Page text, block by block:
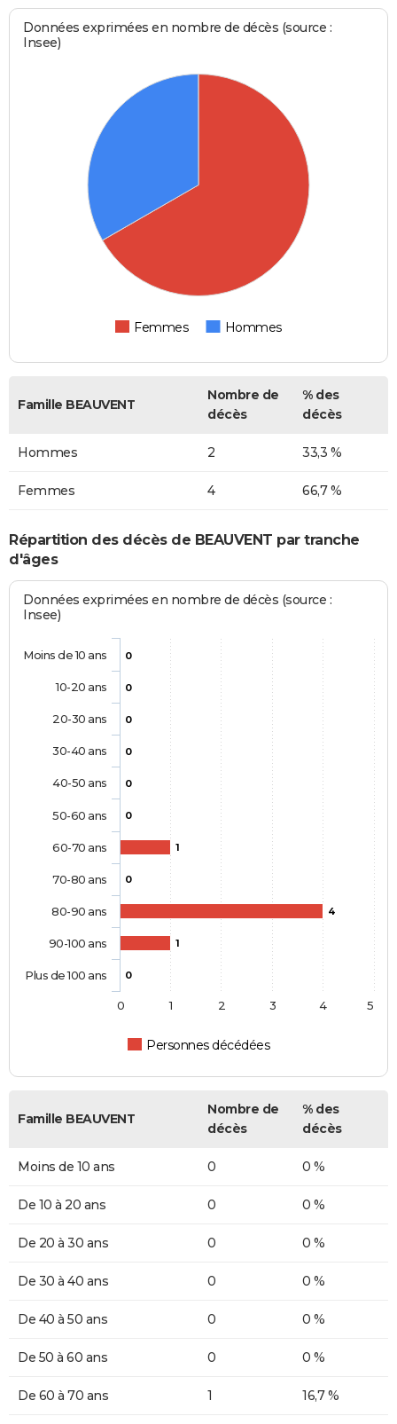
Données exprimées en nombre de décès (source :
Insee)
Femmes Hommes
Famille BEAUVENT
Nombre de
décès
% des
décès
Hommes 2 33,3 %
Femmes 4 66,7 %
Répartition des décès de BEAUVENT par tranche
d'âges
Données exprimées en nombre de décès (source :
Insee)
0
0
0
0
0
0
1
0
4
1
0
Personnes décédées
Moins de 10 ans
10-20 ans
20-30 ans
30-40 ans
40-50 ans
50-60 ans
60-70 ans
70-80 ans
80-90 ans
90-100 ans
Plus de 100 ans
0 1 2 3 4 5
Famille BEAUVENT
Nombre de
décès
% des
décès
Moins de 10 ans 0 0 %
De 10 à 20 ans 0 0 %
De 20 à 30 ans 0 0 %
De 30 à 40 ans 0 0 %
De 40 à 50 ans 0 0 %
De 50 à 60 ans 0 0 %
De 60 à 70 ans 1 16,7 %